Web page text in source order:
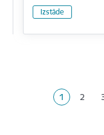
Izstāde
Pašreizējā
1 Lapa
2